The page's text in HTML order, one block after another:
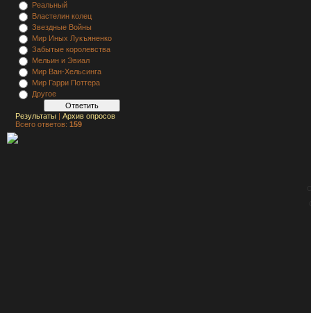
Реальный
Властелин колец
Звездные Войны
Мир Иных Лукъяненко
Забытые королевства
Мельин и Эвиал
Мир Ван-Хельсинга
Мир Гарри Поттера
Другое
Результаты | Архив опросов
Всего ответов: 159